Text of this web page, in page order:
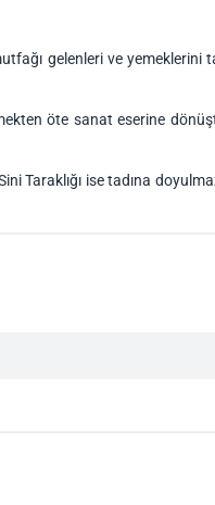
gelenleri ve yemeklerini
öte sanat eserine
Taraklığı ise tadına